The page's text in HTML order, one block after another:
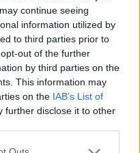
continue seeing
information utilized by
to third parties prior to
out of the further
by third parties on the
This information may
on the IAB’s List of
further disclose it to other
one or more Google